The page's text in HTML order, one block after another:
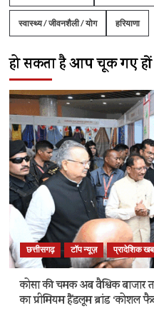
स्वास्थ्य / जीवनशैली / योग हरियाणा
हो सकता है आप चूक गए हों
छत्तीसगढ़ टॉप न्यूज़ प्रादेशिक
कोसा की चमक अब वैश्विक बाजार
का प्रीमियम हैंडलूम ब्रांड ‘कोशल